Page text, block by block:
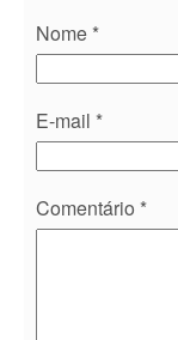
Nome *
E-mail *
Comentário *